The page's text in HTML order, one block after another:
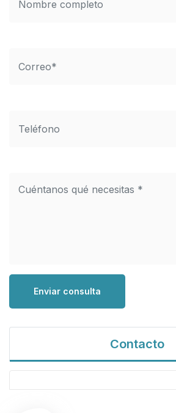
Enviar consulta
Contacto